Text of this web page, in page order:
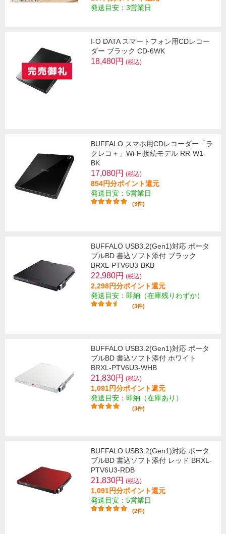
発送目安：3営業日
I-O DATA スマートフォン用CDレコー
ダー ブラック CD-6WK
18,480円 (税込)
BUFFALO スマホ用CDレコーダー「ラ
クレコ＋」Wi-Fi接続モデル RR-W1-
BK
17,080円 (税込)
854円分ポイント還元
発送目安：5営業日
(3件)
BUFFALO USB3.2(Gen1)対応 ポータ
ブルBD 書込ソフト添付 ブラック
BRXL-PTV6U3-BKB
22,980円 (税込)
2,298円分ポイント還元
発送目安：即納（在庫残りわずか）
(3件)
BUFFALO USB3.2(Gen1)対応 ポータ
ブルBD 書込ソフト添付 ホワイト
BRXL-PTV6U3-WHB
21,830円 (税込)
1,091円分ポイント還元
発送目安：即納（在庫あり）
(3件)
BUFFALO USB3.2(Gen1)対応 ポータ
ブルBD 書込ソフト添付 レッド BRXL-
PTV6U3-RDB
21,830円 (税込)
1,091円分ポイント還元
発送目安：5営業日
(2件)